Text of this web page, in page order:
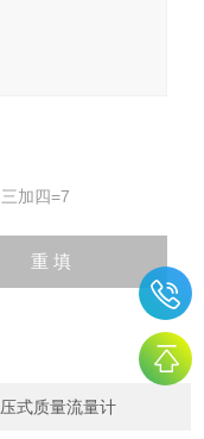
加四=7
式质量流量计